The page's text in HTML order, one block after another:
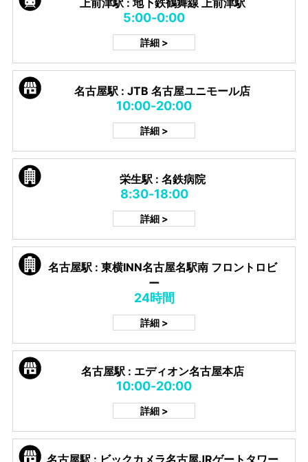
5:00-0:00
詳細 >
名古屋駅 : JTB 名古屋ユニモール店
10:00-20:00
詳細 >
栄生駅 : 名鉄病院
8:30-18:00
詳細 >
名古屋駅 : 東横INN名古屋名駅南 フロントロビ
ー
24時間
詳細 >
名古屋駅 : エディオン名古屋本店
10:00-20:00
詳細 >
名古屋駅 : ビックカメラ名古屋JRゲートタワー